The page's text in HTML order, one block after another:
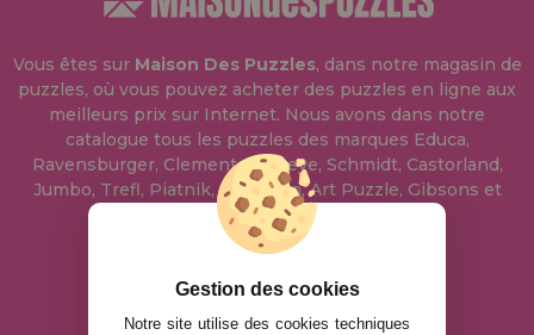
Vous êtes sur Maison Des Puzzles, dans notre magasin de
puzzles, où vous pouvez acheter des puzzles en ligne aux
meilleurs prix sur Internet. Nous avons dans notre
catalogue tous les puzzles des marques Educa,
Ravensburger, Clementoni, Heye, Schmidt, Castorland,
Jumbo, Trefl, Piatnik, Anatolian, Art Puzzle, Gibsons et
bien d'autres.
info@maisondespuzzles.fr
Gestion des cookies
Notre site utilise des cookies techniques